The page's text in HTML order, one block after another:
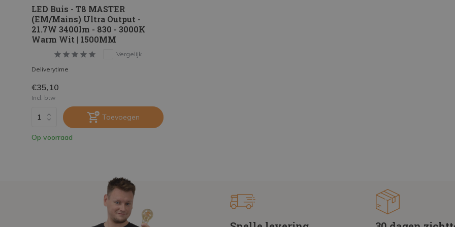
LED Buis - T8 MASTER
(EM/Mains) Ultra Output -
21.7W 3400lm - 830 - 3000K
Warm Wit | 1500MM
Vergelijk
Deliverytime
€35,10
Incl. btw
Toevoegen
Op voorraad